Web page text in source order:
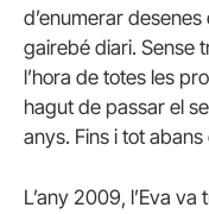
d’enumerar desenes
gairebé diari. Sense
l’hora de totes les
hagut de passar el
anys. Fins i tot abans
L’any 2009, l’Eva